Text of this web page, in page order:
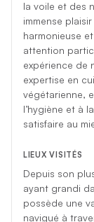
la voile et des
immense
harmonieuse
attention
expérience de
expertise en
végétarienne,
l’hygiène et à
satisfaire au
LIEUX VISITÉS
Depuis son
ayant grandi
possède une
navigué à